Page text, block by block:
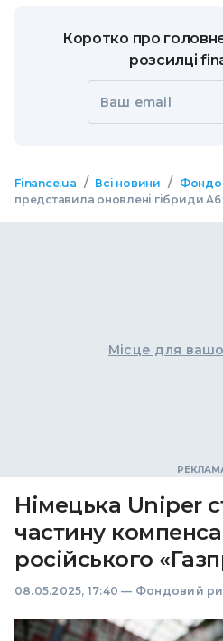
Коротко про
розсилці
Ваш email
Finance.ua / Всі новини /
представила оновлені гібриди A6
Місце для
Німецька Uniper
частину
російського
08.05.2025, 17:40 — Фондовий